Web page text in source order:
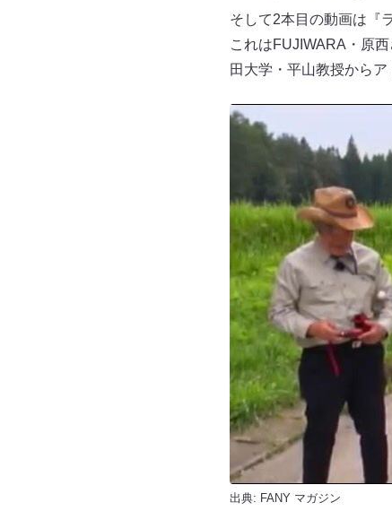
そして2本目の動画は『
これはFUJIWARA・原
田大学・平山教授からア
出典: FANY マガジン